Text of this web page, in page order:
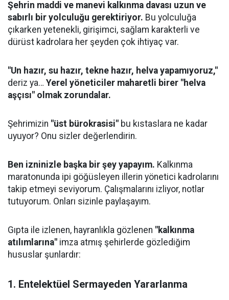
Şehrin maddi ve manevi kalkınma davası uzun ve
sabırlı bir yolculuğu gerektiriyor. Bu yolculuğa
çıkarken yetenekli, girişimci, sağlam karakterli ve
dürüst kadrolara her şeyden çok ihtiyaç var.
"Un hazır, su hazır, tekne hazır, helva yapamıyoruz,"
deriz ya… Yerel yöneticiler maharetli birer "helva
aşçısı" olmak zorundalar.
​Şehrimizin "üst bürokrasisi" bu kıstaslara ne kadar
uyuyor? Onu sizler değerlendirin.
Ben izninizle başka bir şey yapayım. Kalkınma
maratonunda ipi göğüsleyen illerin yönetici kadrolarını
takip etmeyi seviyorum. Çalışmalarını izliyor, notlar
tutuyorum. Onları sizinle paylaşayım.
​Gıpta ile izlenen, hayranlıkla gözlenen "kalkınma
atılımlarına" imza atmış şehirlerde gözlediğim
hususlar şunlardır:
1. Entelektüel Sermayeden Yararlanma